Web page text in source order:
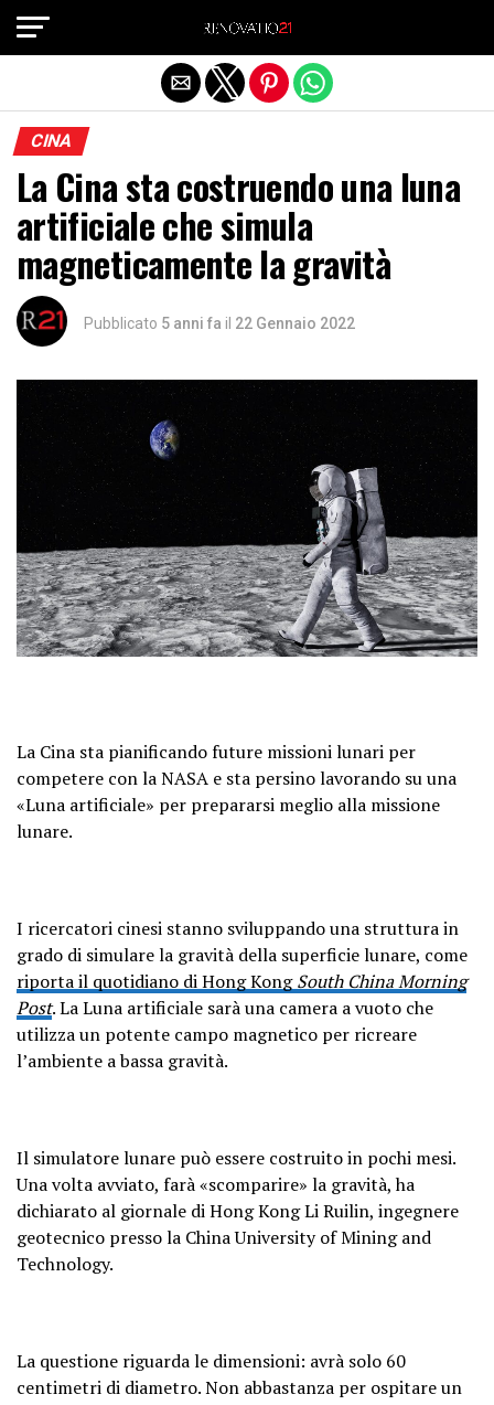
CINA
La Cina sta costruendo una luna
artificiale che simula
magneticamente la gravità
Pubblicato 5 anni fa il 22 Gennaio 2022
La Cina sta pianificando future missioni lunari per
competere con la NASA e sta persino lavorando su una
«Luna artificiale» per prepararsi meglio alla missione
lunare.
I ricercatori cinesi stanno sviluppando una struttura in
grado di simulare la gravità della superficie lunare, come
riporta il quotidiano di Hong KongSouth China Morning
Post. La Luna artificiale sarà una camera a vuoto che
utilizza un potente campo magnetico per ricreare
l’ambiente a bassa gravità.
Il simulatore lunare può essere costruito in pochi mesi.
Una volta avviato, farà «scomparire» la gravità, ha
dichiarato al giornale di Hong Kong Li Ruilin, ingegnere
geotecnico presso la China University of Mining and
Technology.
La questione riguarda le dimensioni: avrà solo 60
centimetri di diametro. Non abbastanza per ospitare un
Exit mobile version